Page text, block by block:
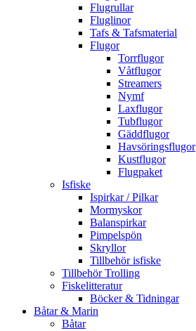
Flugrullar
Fluglinor
Tafs & Tafsmaterial
Flugor
Torrflugor
Våtflugor
Streamers
Nymf
Laxflugor
Tubflugor
Gäddflugor
Havsöringsflugor
Kustflugor
Flugpaket
Isfiske
Ispirkar / Pilkar
Mormyskor
Balanspirkar
Pimpelspön
Skryllor
Tillbehör isfiske
Tillbehör Trolling
Fiskelitteratur
Böcker & Tidningar
Båtar & Marin
Båtar